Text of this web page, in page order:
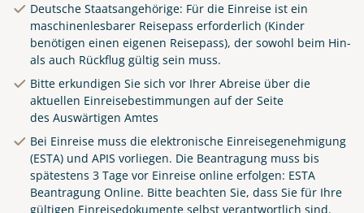
Deutsche Staatsangehörige: Für die Einreise ist ein
maschinenlesbarer Reisepass erforderlich (Kinder
benötigen einen eigenen Reisepass), der sowohl beim Hin-
als auch Rückflug gültig sein muss.
Bitte erkundigen Sie sich vor Ihrer Abreise über die
aktuellen Einreisebestimmungen auf der Seite
des Auswärtigen Amtes
Bei Einreise muss die elektronische Einreisegenehmigung
(ESTA) und APIS vorliegen. Die Beantragung muss bis
spätestens 3 Tage vor Einreise online erfolgen: ESTA
Beantragung Online. Bitte beachten Sie, dass Sie für Ihre
gültigen Einreisedokumente selbst verantwortlich sind.